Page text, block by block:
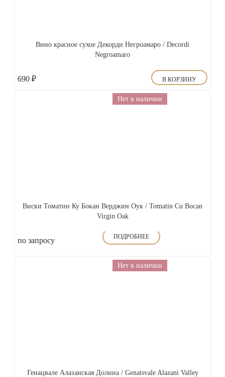
Вино красное сухое Декорди Негроамаро / Decordi
Negroamaro
690 ₽ В КОРЗИНУ
Нет в наличии
Виски Томатин Ку Бокан Верджин Оук / Tomatin Cu Bocan
Virgin Oak
по запросу ПОДРОБНЕЕ
Нет в наличии
Генацвале Алазанская Долина / Genatsvale Alazani Valley